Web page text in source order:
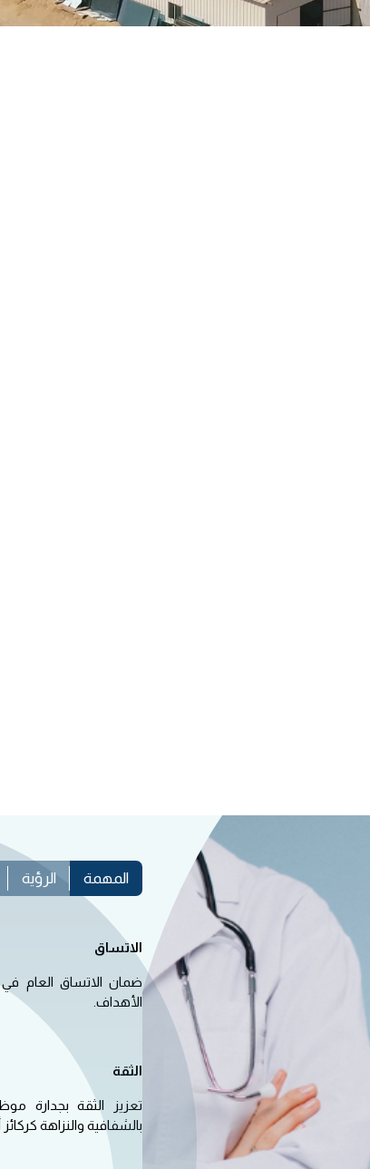
المهمة الرؤية
الاتساق
ضمان الاتساق العام
الأهداف.
الثقة
تعزيز الثقة بجدارة
بالشفافية والنزاهة